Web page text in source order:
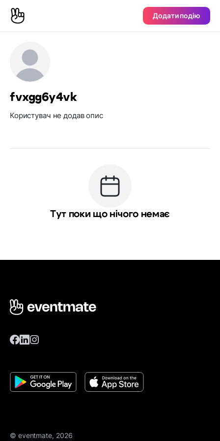
Додати подію
fvxgg6y4vk
Користувач не додав опис
Тут поки що нічого немає
© eventmate, 2026